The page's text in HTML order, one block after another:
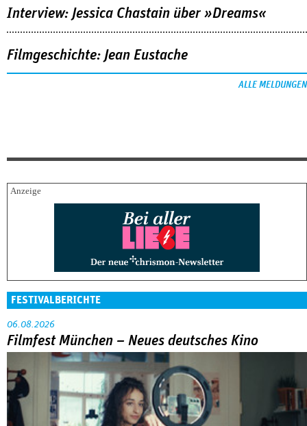
Interview: Jessica Chastain über »Dreams«
Filmgeschichte: Jean Eustache
ALLE MELDUNGEN
FESTIVALBERICHTE
06.08.2026
Filmfest München – Neues deutsches Kino